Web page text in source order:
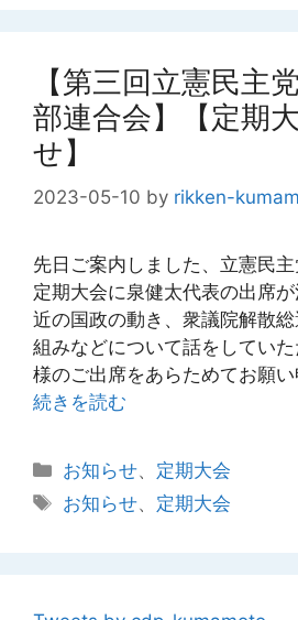
【第三回立憲民主
部連合会】【定期
せ】
2023-05-10 by rikken-
先日ご案内しました、立憲民
定期大会に泉健太代表の出席
近の国政の動き、衆議院解散
組みなどについて話をしてい
様のご出席をあらためてお願
続きを読む
カ
テ
ゴ
お知らせ、 定期大会
タ
お知らせ、 定期大会